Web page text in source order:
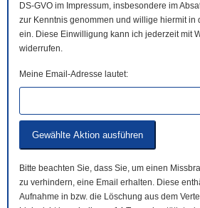
DS-GVO im Impressum, insbesondere im
zur Kenntnis genommen und willige hiermit in
ein. Diese Einwilligung kann ich jederzeit mit
widerrufen.
Meine Email-Adresse lautet:
Bitte beachten Sie, dass Sie, um einen
zu verhindern, eine Email erhalten. Diese
Aufnahme in bzw. die Löschung aus dem